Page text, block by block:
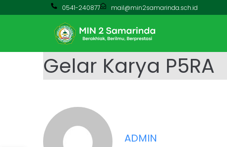
0541-240877 mail@min2samarinda.sch.id
Gelar Karya P5RA
ADMIN